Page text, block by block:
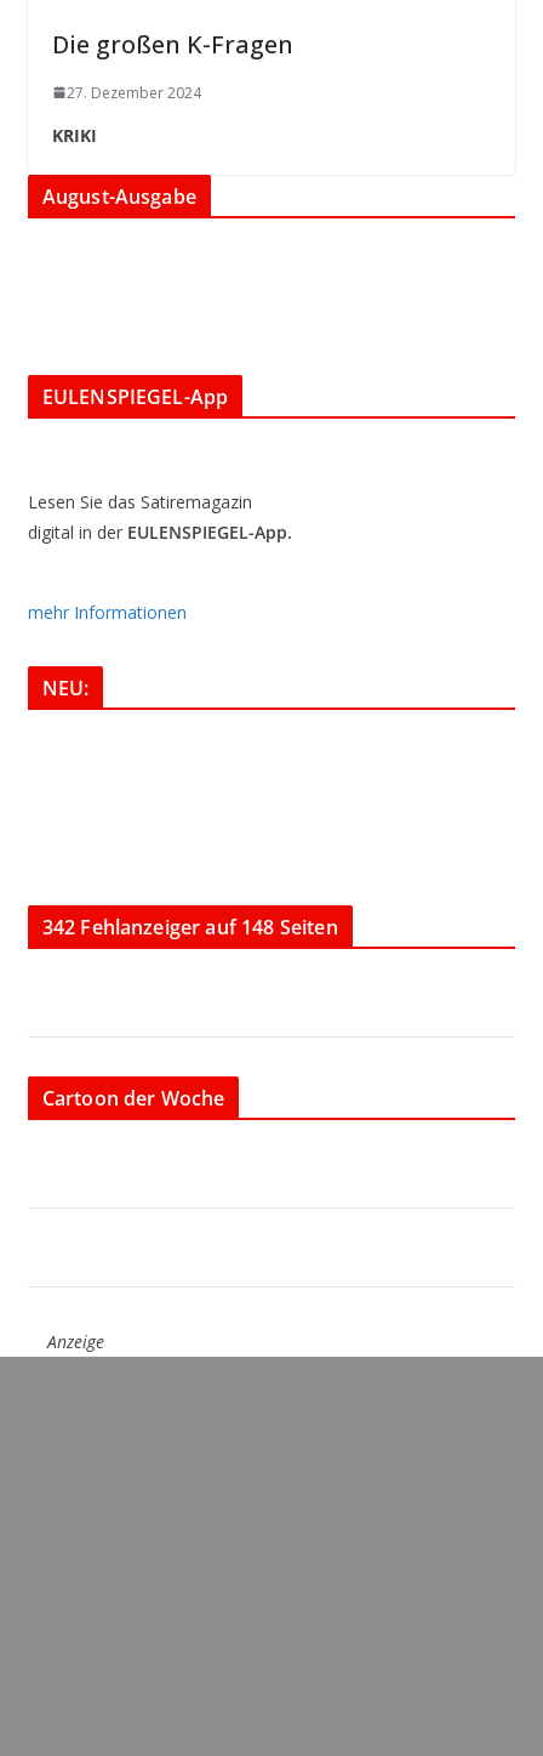
Die großen K-Fragen
27. Dezember 2024
KRIKI
August-Ausgabe
EULENSPIEGEL-App
Lesen Sie das Satiremagazin
digital in der EULENSPIEGEL-App.
mehr Informationen
NEU:
342 Fehlanzeiger auf 148 Seiten
Cartoon der Woche
Anzeige